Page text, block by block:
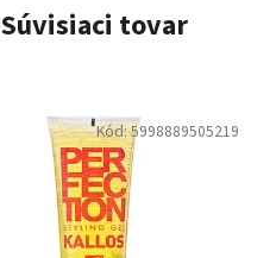
Súvisiaci tovar
Kód:5998889505219